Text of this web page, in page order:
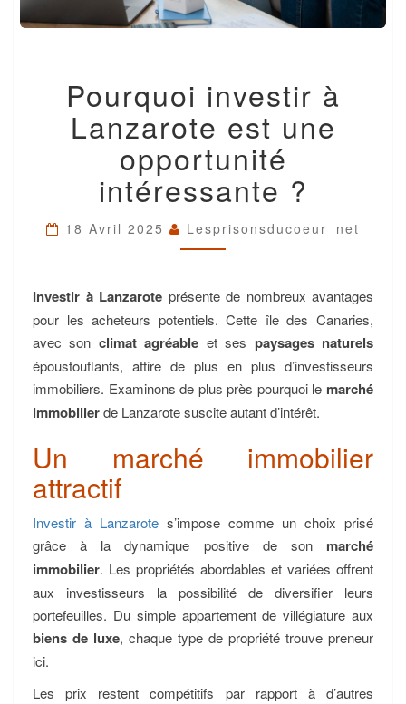
INVESTIR
À
LANZAROTE
EST
UNE
OPPORTUNITÉ
INTÉRESSANTE
Pourquoi investir à
Lanzarote est une
opportunité
intéressante ?
18 Avril 2025 Lesprisonsducoeur_net
Investir à Lanzarote présente de nombreux avantages
pour les acheteurs potentiels. Cette île des Canaries,
avec son climat agréable et ses paysages naturels
époustouflants, attire de plus en plus d’investisseurs
immobiliers. Examinons de plus près pourquoi le marché
immobilierde Lanzarote suscite autant d’intérêt.
Un marché immobilier
attractif
Investir à Lanzarote s’impose comme un choix prisé
grâce à la dynamique positive de son marché
immobilier. Les propriétés abordables et variées offrent
aux investisseurs la possibilité de diversifier leurs
portefeuilles. Du simple appartement de villégiature aux
biens de luxe, chaque type de propriété trouve preneur
ici.
Les prix restent compétitifs par rapport à d’autres